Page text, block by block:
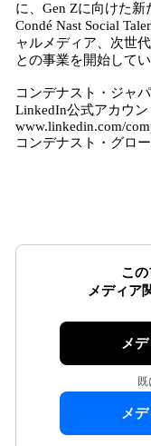
に、Gen Zに向けた
Condé Nast Social
ャルメディア、次世
との事業を開始してい
コンデナスト・ジャ
LinkedIn公式アカウン
www.linkedin.com/
コンデナスト・グロ
この
メディア
メ
既
メ